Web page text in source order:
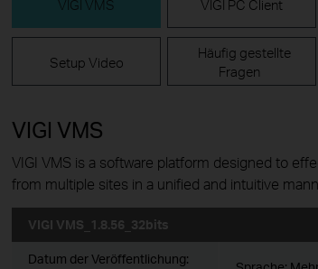
VIGI VMS VIGI PC Client
Setup Video
Häufig gestellte
Fragen
VIGI VMS
VIGI VMS is a software platform designed to
from multiple sites in a unified and intuitive
VIGI VMS_1.8.56_32bits
Datum der Veröffentlichung: